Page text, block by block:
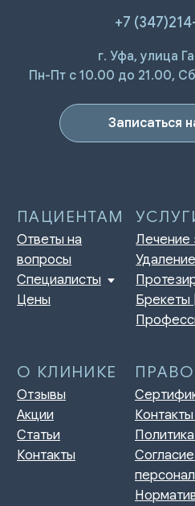
+7
г. Уфа, улица
Пн-Пт с 10.00 до 21.00,
Записаться
Ответы на
Специалисты
УСЛУГИ
Лечение зубов
Протезирование |
Брекеты | Элайнеры
Статьи
Контакты
Политика
Согласие на обработку
персональных данных
Нормативно-